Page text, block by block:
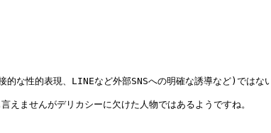
な性的表現、LINEなど外部SNSへの明確な誘導など)では
えませんがデリカシーに欠けた人物ではあるようですね。